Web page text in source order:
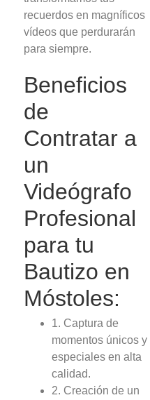
recuerdos en magníficos
vídeos que perdurarán
para siempre.
Beneficios
de
Contratar a
un
Videógrafo
Profesional
para tu
Bautizo en
Móstoles:
1. Captura de
momentos únicos y
especiales en alta
calidad.
2. Creación de un